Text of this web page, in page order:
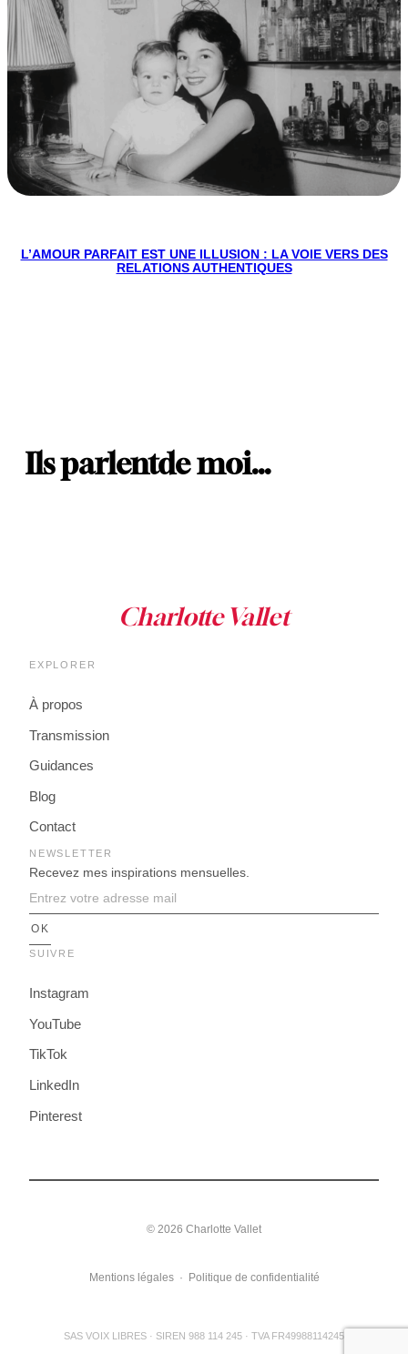
L’AMOUR PARFAIT EST UNE ILLUSION : LA VOIE VERS DES
RELATIONS AUTHENTIQUES
Ils parlentde moi…
EXPLORER
À propos
Transmission
Guidances
Blog
Contact
NEWSLETTER
Recevez mes inspirations mensuelles.
SUIVRE
Instagram
YouTube
TikTok
LinkedIn
Pinterest
© 2026 Charlotte Vallet
Mentions légales· Politique de confidentialité
SAS VOIX LIBRES · SIREN 988 114 245 · TVA FR49988114245